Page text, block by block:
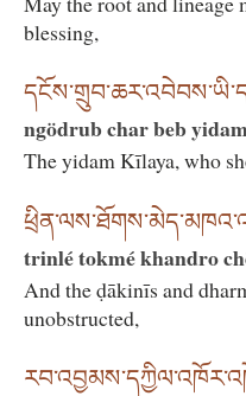
blessing,
ngödrub char beb
The yidam Kīlaya, who
trinlé tokmé khandro
And the ḍākinīs and
unobstructed,